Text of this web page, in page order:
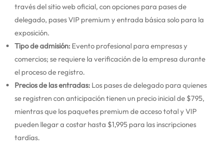
través del sitio web oficial, con opciones para pases de
delegado, pases VIP premium y entrada básica solo para la
exposición.
Tipo de admisión: Evento profesional para empresas y
comercios; se requiere la verificación de la empresa durante
el proceso de registro.
Precios de las entradas: Los pases de delegado para quienes
se registren con anticipación tienen un precio inicial de $795,
mientras que los paquetes premium de acceso total y VIP
pueden llegar a costar hasta $1,995 para las inscripciones
tardías.